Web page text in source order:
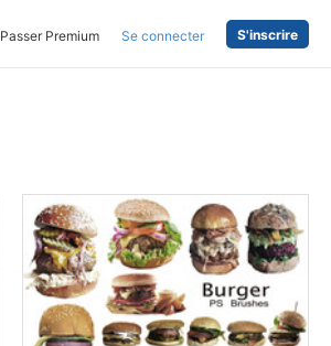
Passer Premium Se connecter S'inscrire